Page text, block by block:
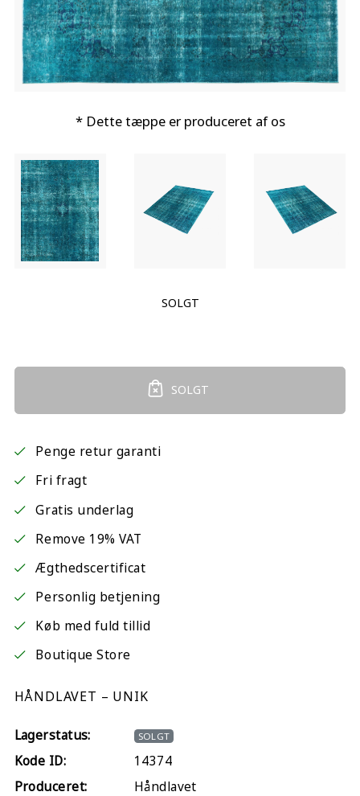
* Dette tæppe er produceret af os
SOLGT
SOLGT
Penge retur garanti
Fri fragt
Gratis underlag
Remove 19% VAT
Ægthedscertificat
Personlig betjening
Køb med fuld tillid
Boutique Store
HÅNDLAVET – UNIK
Lagerstatus: SOLGT
Kode ID:
14374
Produceret:
Håndlavet